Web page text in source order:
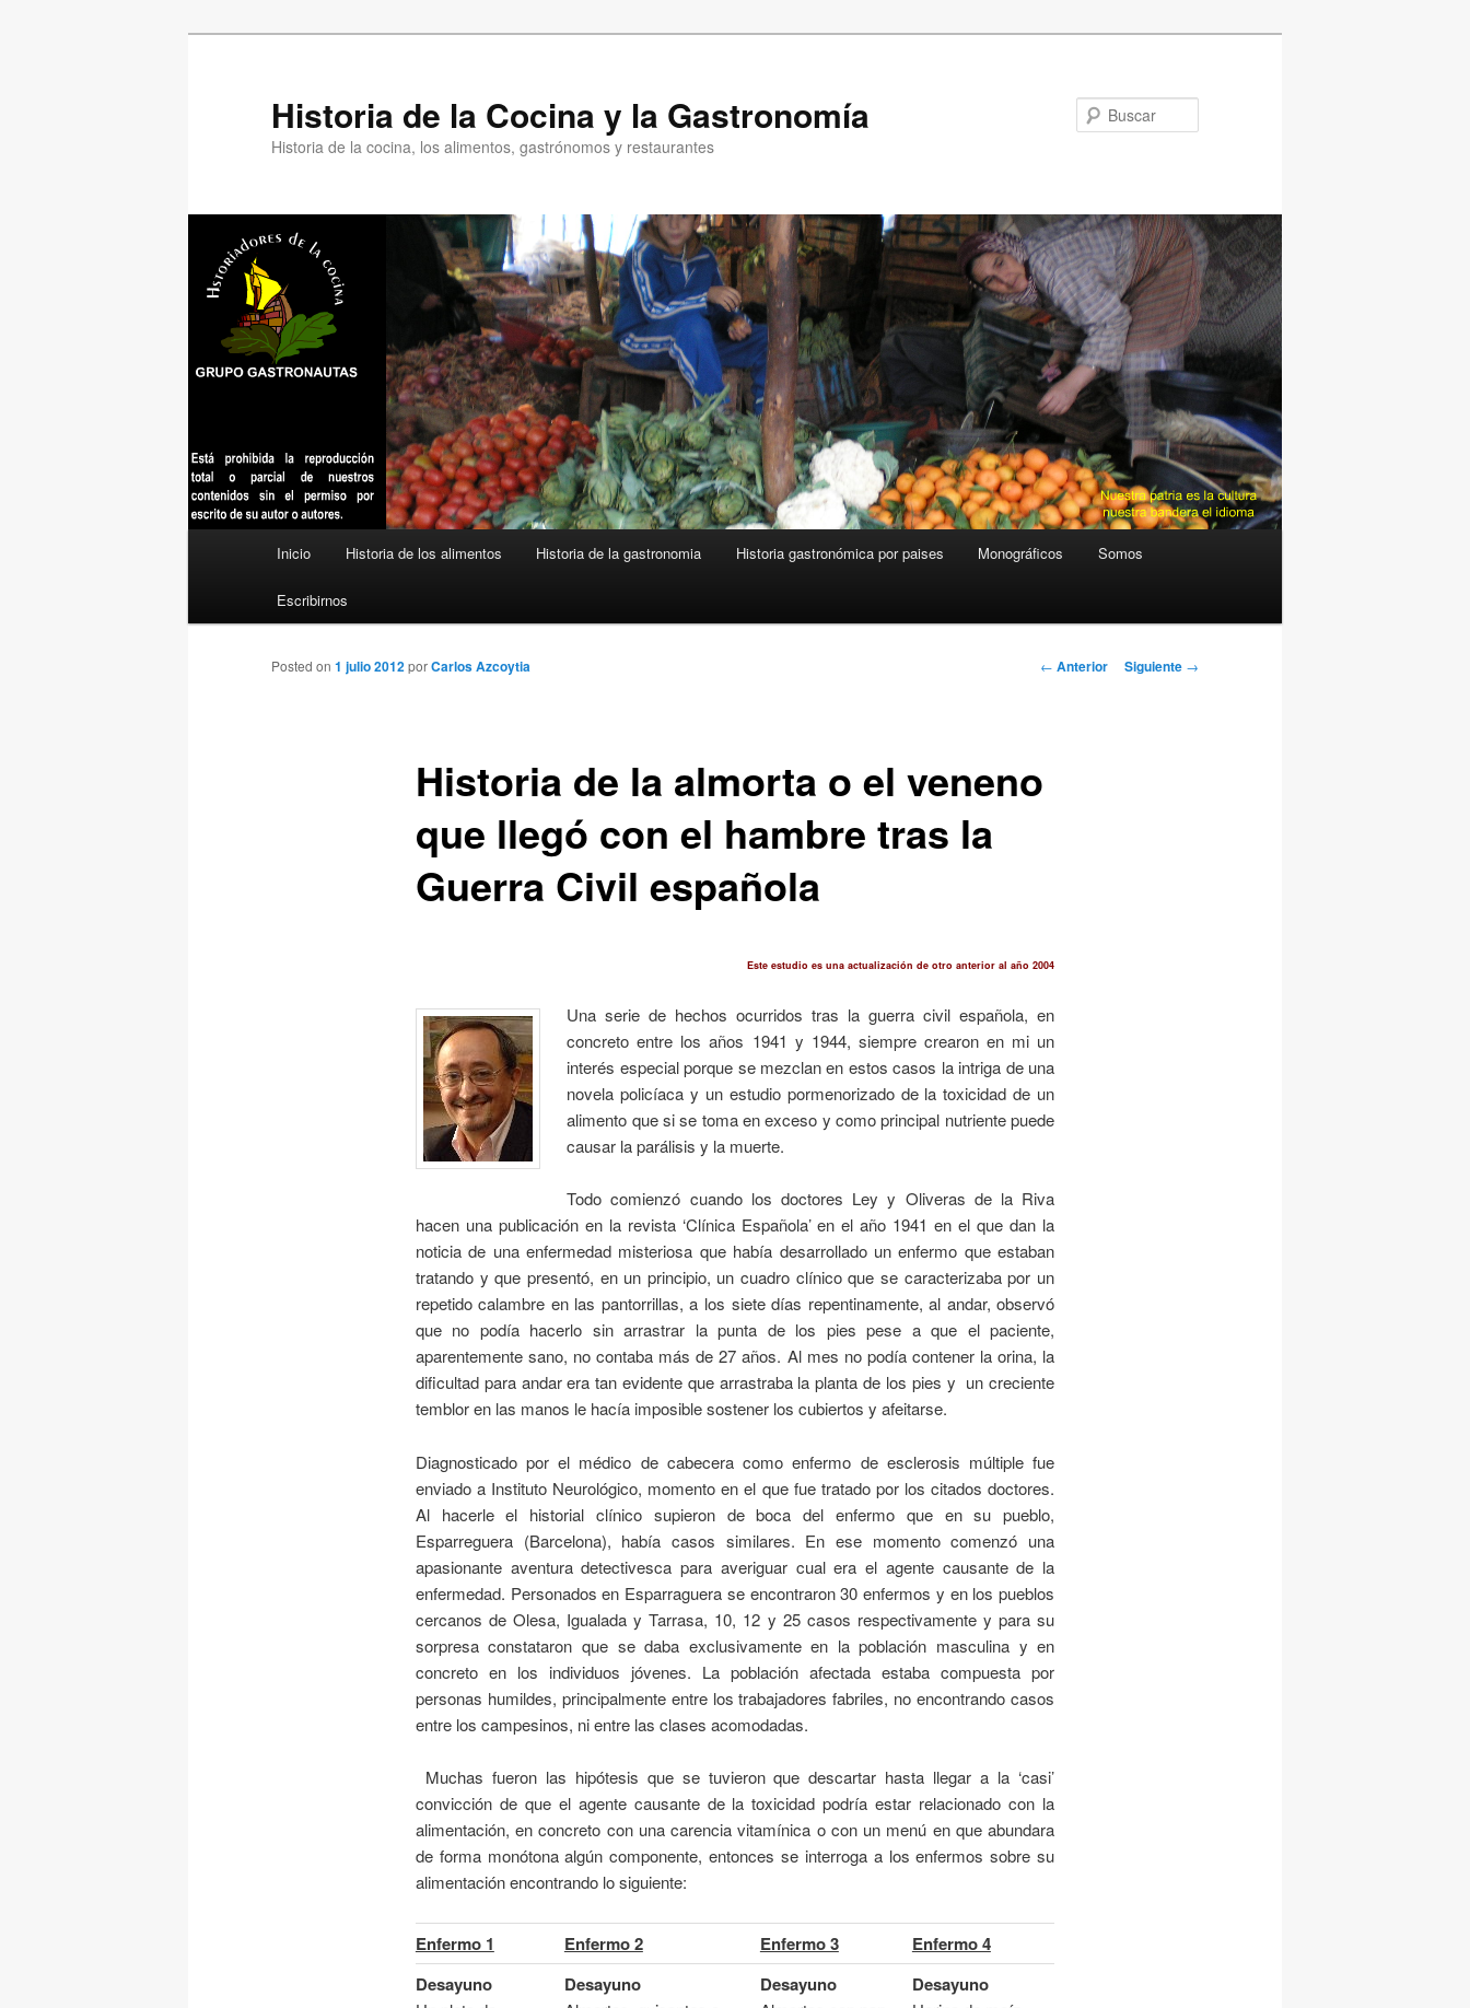
Historia de la Cocina y la Gastronomía
Historia de la cocina, los alimentos, gastrónomos y restaurantes
Inicio Historia de los alimentos Historia de la gastronomia Historia gastronómica por paises Monográficos Somos
Escribirnos
Navegación
← Anterior Siguiente →
Historia de la almorta o el veneno
que llegó con el hambre tras la
Guerra Civil española
Posted on 1 julio 2012porCarlos Azcoytia
Este estudio es una actualización de otro anterior al año 2004
Una serie de hechos ocurridos tras la guerra civil española, en
concreto entre los años 1941 y 1944, siempre crearon en mi un
interés especial porque se mezclan en estos casos la intriga de una
novela policíaca y un estudio pormenorizado de la toxicidad de un
alimento que si se toma en exceso y como principal nutriente puede
causar la parálisis y la muerte.
Todo comienzó cuando los doctores Ley y Oliveras de la Riva
hacen una publicación en la revista ‘Clínica Española’ en el año 1941 en el que dan la
noticia de una enfermedad misteriosa que había desarrollado un enfermo que estaban
tratando y que presentó, en un principio, un cuadro clínico que se caracterizaba por un
repetido calambre en las pantorrillas, a los siete días repentinamente, al andar, observó
que no podía hacerlo sin arrastrar la punta de los pies pese a que el paciente,
aparentemente sano, no contaba más de 27 años. Al mes no podía contener la orina, la
dificultad para andar era tan evidente que arrastraba la planta de los pies y un creciente
temblor en las manos le hacía imposible sostener los cubiertos y afeitarse.
Diagnosticado por el médico de cabecera como enfermo de esclerosis múltiple fue
enviado a Instituto Neurológico, momento en el que fue tratado por los citados doctores.
Al hacerle el historial clínico supieron de boca del enfermo que en su pueblo,
Esparreguera (Barcelona), había casos similares. En ese momento comenzó una
apasionante aventura detectivesca para averiguar cual era el agente causante de la
enfermedad. Personados en Esparraguera se encontraron 30 enfermos y en los pueblos
cercanos de Olesa, Igualada y Tarrasa, 10, 12 y 25 casos respectivamente y para su
sorpresa constataron que se daba exclusivamente en la población masculina y en
concreto en los individuos jóvenes. La población afectada estaba compuesta por
personas humildes, principalmente entre los trabajadores fabriles, no encontrando casos
entre los campesinos, ni entre las clases acomodadas.
Muchas fueron las hipótesis que se tuvieron que descartar hasta llegar a la ‘casi’
convicción de que el agente causante de la toxicidad podría estar relacionado con la
alimentación, en concreto con una carencia vitamínica o con un menú en que abundara
de forma monótona algún componente, entonces se interroga a los enfermos sobre su
alimentación encontrando lo siguiente:
Enfermo 1 Enfermo 2 Enfermo 3
Enfermo 4
Desayuno
Desayuno Desayuno Desayuno